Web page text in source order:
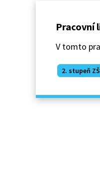
Pracovní
V tomto
2. stupeň ZŠ